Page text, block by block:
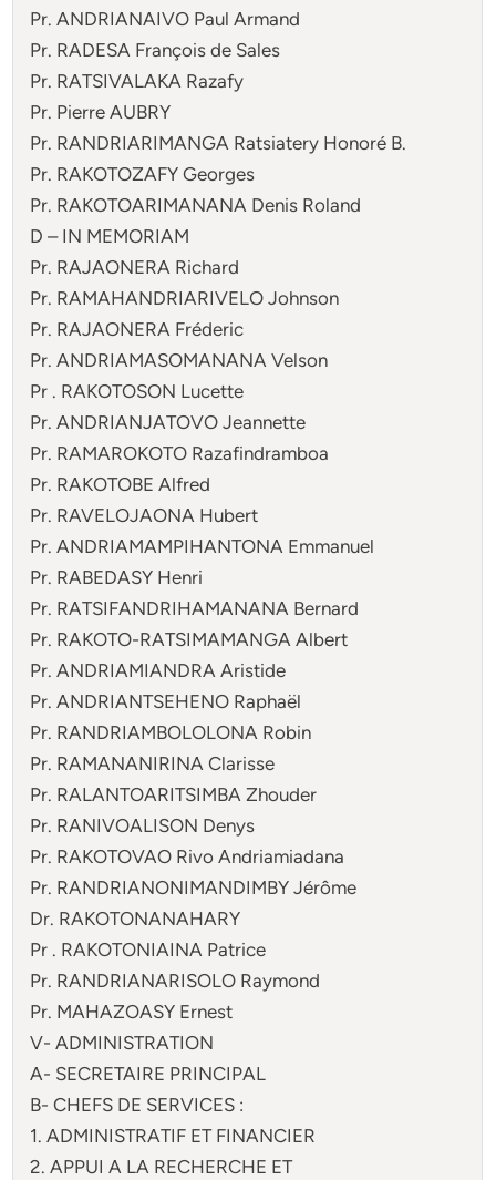
Pr. ANDRIANAIVO Paul Armand
Pr. RADESA François de Sales
Pr. RATSIVALAKA Razafy
Pr. Pierre AUBRY
Pr. RANDRIARIMANGA Ratsiatery Honoré B.
Pr. RAKOTOZAFY Georges
Pr. RAKOTOARIMANANA Denis Roland
D – IN MEMORIAM
Pr. RAJAONERA Richard
Pr. RAMAHANDRIARIVELO Johnson
Pr. RAJAONERA Fréderic
Pr. ANDRIAMASOMANANA Velson
Pr . RAKOTOSON Lucette
Pr. ANDRIANJATOVO Jeannette
Pr. RAMAROKOTO Razafindramboa
Pr. RAKOTOBE Alfred
Pr. RAVELOJAONA Hubert
Pr. ANDRIAMAMPIHANTONA Emmanuel
Pr. RABEDASY Henri
Pr. RATSIFANDRIHAMANANA Bernard
Pr. RAKOTO-RATSIMAMANGA Albert
Pr. ANDRIAMIANDRA Aristide
Pr. ANDRIANTSEHENO Raphaël
Pr. RANDRIAMBOLOLONA Robin
Pr. RAMANANIRINA Clarisse
Pr. RALANTOARITSIMBA Zhouder
Pr. RANIVOALISON Denys
Pr. RAKOTOVAO Rivo Andriamiadana
Pr. RANDRIANONIMANDIMBY Jérôme
Dr. RAKOTONANAHARY
Pr . RAKOTONIAINA Patrice
Pr. RANDRIANARISOLO Raymond
Pr. MAHAZOASY Ernest
V- ADMINISTRATION
A- SECRETAIRE PRINCIPAL
B- CHEFS DE SERVICES :
1. ADMINISTRATIF ET FINANCIER
2. APPUI A LA RECHERCHE ET